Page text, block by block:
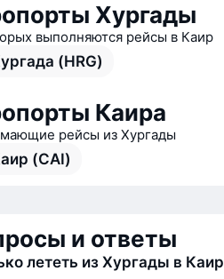
Хургады
выполняются рейсы в Каир
(HRG)
Каира
рейсы из Хургады
(CAI)
и ответы
лететь из Хургады в Каир